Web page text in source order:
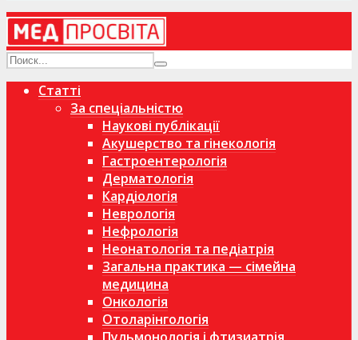
Статті
За спеціальністю
Наукові публікації
Акушерство та гінекологія
Гастроентерологія
Дерматологія
Кардіологія
Неврологія
Нефрологія
Неонатологія та педіатрія
Загальна практика — сімейна
медицина
Онкологія
Отоларінгологія
Пульмонологія і фтизиатрія